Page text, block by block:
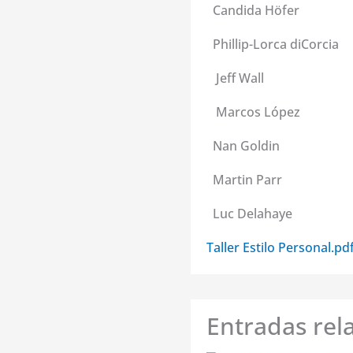
Candida Höfer
Phillip-Lorca diCorcia
Jeff Wall
Marcos López
Nan Goldin
Martin Parr
Luc Delahaye
Taller Estilo
Entradas